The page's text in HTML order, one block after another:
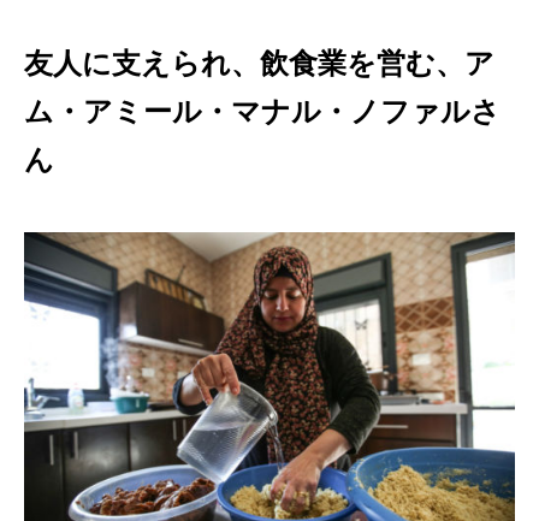
友人に支えられ、飲食業を営む、ア
ム・アミール・マナル・ノファルさ
ん